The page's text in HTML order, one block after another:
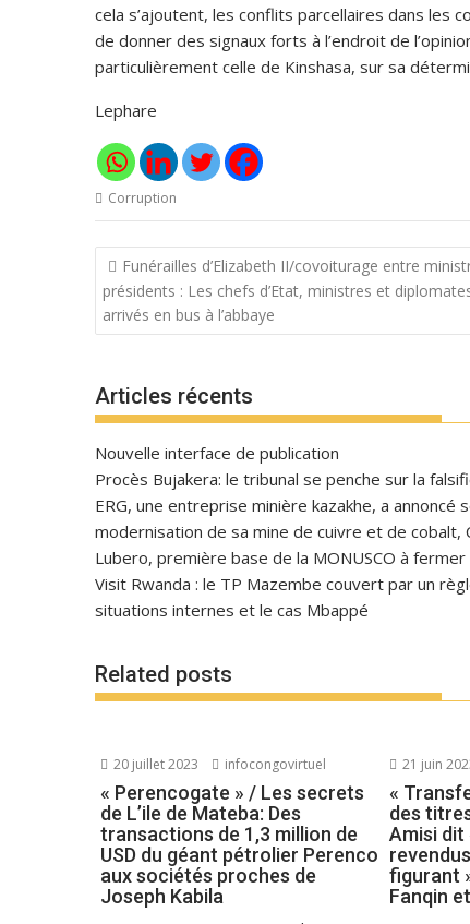
cela s’ajoutent, les conflits parcellaires dans les
de donner des signaux forts à l’endroit de
particulièrement celle de Kinshasa, sur sa
Lephare
Corruption
Navigation
de
l’article
Funérailles d’Elizabeth II/covoiturage entre
présidents : Les chefs d’Etat, ministres et
arrivés en bus à l’abbaye
Articles récents
Nouvelle interface de publication
Procès Bujakera: le tribunal se penche sur la
ERG, une entreprise minière kazakhe, a
modernisation de sa mine de cuivre et de cobalt,
Lubero, première base de la MONUSCO à
Visit Rwanda : le TP Mazembe couvert par un
situations internes et le cas Mbappé
Related posts
20 juillet 2023 infocongovirtuel
« Perencogate » / Les secrets
de L’ile de Mateba: Des
transactions de 1,3 million de
USD du géant pétrolier Perenco
aux sociétés proches de
Joseph Kabila
21 juin
«
des
Amisi dit
figurant
Fanqin